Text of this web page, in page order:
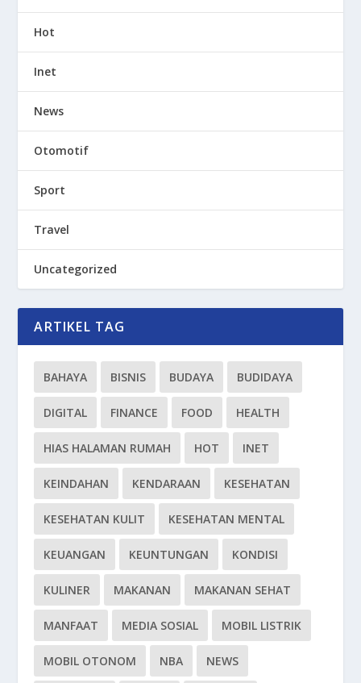
Hot
Inet
News
Otomotif
Sport
Travel
Uncategorized
ARTIKEL TAG
BAHAYA BISNIS BUDAYA BUDIDAYA
DIGITAL FINANCE FOOD HEALTH
HIAS HALAMAN RUMAH HOT INET
KEINDAHAN KENDARAAN KESEHATAN
KESEHATAN KULIT KESEHATAN MENTAL
KEUANGAN KEUNTUNGAN KONDISI
KULINER MAKANAN MAKANAN SEHAT
MANFAAT MEDIA SOSIAL MOBIL LISTRIK
MOBIL OTONOM NBA NEWS